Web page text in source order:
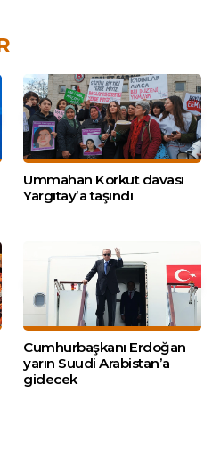
Ummahan Korkut davası
Yargıtay’a taşındı
Cumhurbaşkanı Erdoğan
yarın Suudi Arabistan’a
gidecek